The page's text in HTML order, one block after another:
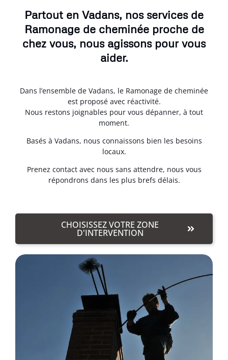
Partout en Vadans, nos services de
Ramonage de cheminée proche de
chez vous, nous agissons pour vous
aider.
Dans l’ensemble de Vadans, le Ramonage de cheminée
est proposé avec réactivité.
Nous restons joignables pour vous dépanner, à tout
moment.
Basés à Vadans, nous connaissons bien les besoins
locaux.
Prenez contact avec nous sans attendre, nous vous
répondrons dans les plus brefs délais.
CHOISISSEZ VOTRE ZONE
D'INTERVENTION